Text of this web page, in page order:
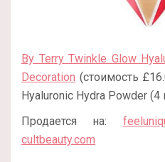
By Terry Twinkle Glow
Decoration (стоимость
Hyaluronic Hydra Powder (4
Продается на:
cultbeauty.com